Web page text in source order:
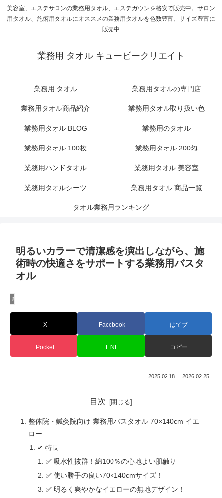
美容室、エステサロンの業務用タオル、エステガウンを格安で販売中。サロン
用タオル、施術用タオルにオススメの業務用タオルを色数豊富、サイズ豊富に
販売中
業務用 タオル キュービークリエイト
業務用 タオル 業務用タオルの専門店
業務用タオル商品紹介 業務用タオル取り扱い色
業務用タオル BLOG 業務用のタオル
業務用タオル 100枚 業務用タオル 200匁
業務用ハンドタオル 業務用タオル 美容室
業務用タオルシーツ 業務用タオル 商品一覧
タオル業務用ランキング
明るいカラーで清潔感を演出しながら、施
術時の快適さをサポートする業務用バスタ
オル
業務用タオル専門店CBC
X Facebook はてブ
Pocket LINE コピー
2025.02.18 2026.02.25
目次
整体院・鍼灸院向け 業務用バスタオル 70×140cm イエ
ロー
✔ 特長
✅ 吸水性抜群！綿100％の心地よい肌触り
✅ 使い勝手の良い70×140cmサイズ！
✅ 明るく爽やかなイエローの無地デザイン！